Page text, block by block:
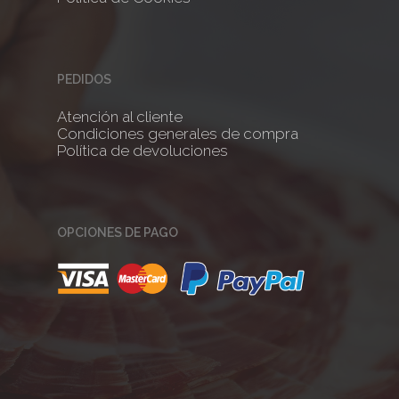
PEDIDOS
Atención al cliente
Condiciones generales de compra
Política de devoluciones
OPCIONES DE PAGO